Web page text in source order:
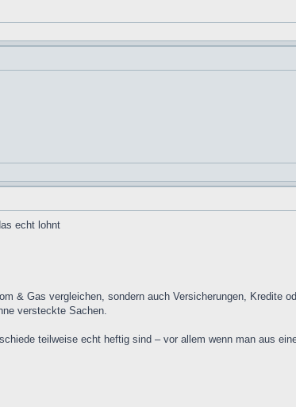
echt lohnt
& Gas vergleichen, sondern auch Versicherungen, Kredite
versteckte Sachen.
teilweise echt heftig sind – vor allem wenn man aus